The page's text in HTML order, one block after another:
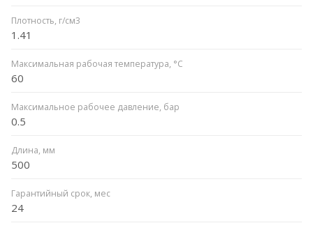
Плотность, г/см3
1.41
Максимальная рабочая температура, °C
60
Максимальное рабочее давление, бар
0.5
Длина, мм
500
Гарантийный срок, мес
24